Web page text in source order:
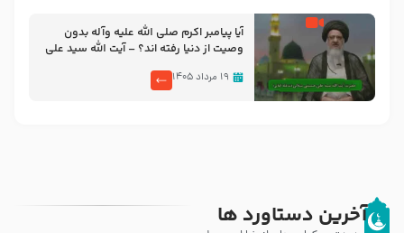
آیا پیامبر اکرم صلی الله علیه وآله بدون
وصیت از دنیا رفته ‌اند؟ – آیت الله سید علی
۱۹ مرداد ۱۴۰۵
آخرین دستاورد ها